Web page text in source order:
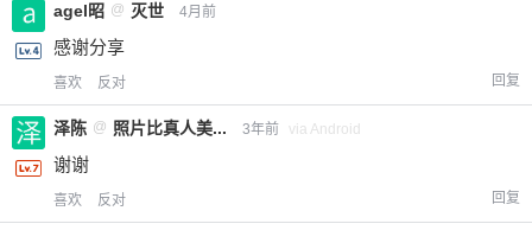
agel昭 @ 灭世 4月前
感谢分享
喜欢 反对 回复
泽陈 @ 照片比真人美... 3年前 via Android
谢谢
喜欢 反对 回复